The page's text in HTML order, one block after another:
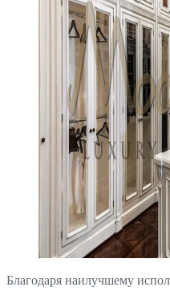
Благодаря наилучшему